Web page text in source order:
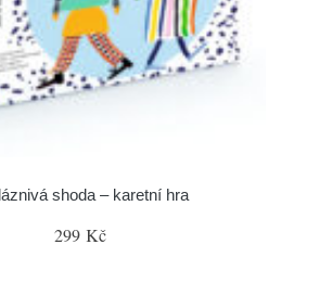
shoda – karetní hra
299 Kč